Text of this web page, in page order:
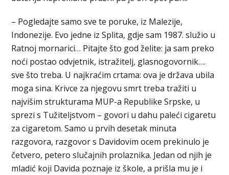
– Pogledajte samo sve te poruke, iz Malezije,
Indonezije. Evo jedne iz Splita, gdje sam 1987. služio u
Ratnoj mornarici… Pitajte što god želite: ja sam preko
noći postao odvjetnik, istražitelj, glasnogovornik….
sve što treba. U najkraćim crtama: ova je država ubila
moga sina. Krivce za njegovu smrt treba tražiti u
najvišim strukturama MUP-a Republike Srpske, u
sprezi s Tužiteljstvom – govori u dahu paleći cigaretu
za cigaretom. Samo u prvih desetak minuta
razgovora, razgovor s Davidovim ocem prekinulo je
četvero, petero slučajnih prolaznika. Jedan od njih je
mladić koji Davida poznaje iz škole, a prišla mu je i